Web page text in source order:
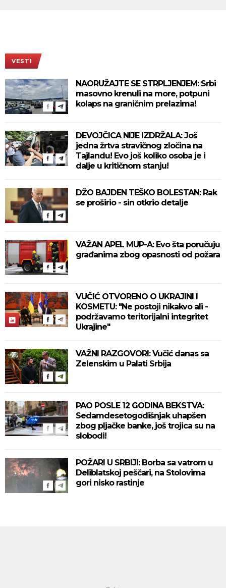
VESTI
NAORUŽAJTE SE STRPLJENJEM: Srbi
masovno krenuli na more, potpuni
kolaps na graničnim prelazima!
DEVOJČICA NIJE IZDRŽALA: Još
jedna žrtva stravičnog zločina na
Tajlandu! Evo još koliko osoba je i
dalje u kritičnom stanju!
DŽO BAJDEN TEŠKO BOLESTAN: Rak
se proširio - sin otkrio detalje
VAŽAN APEL MUP-A: Evo šta poručuju
građanima zbog opasnosti od požara
VUČIĆ OTVORENO O UKRAJINI I
KOSMETU: "Ne postoji nikakvo ali -
podržavamo teritorijalni integritet
Ukrajine"
VAŽNI RAZGOVORI: Vučić danas sa
Zelenskim u Palati Srbija
PAO POSLE 12 GODINA BEKSTVA:
Sedamdesetogodišnjak uhapšen
zbog pljačke banke, još trojica su na
slobodi!
POŽARI U SRBIJI: Borba sa vatrom u
Deliblatskoj peščari, na Stolovima
gori nisko rastinje